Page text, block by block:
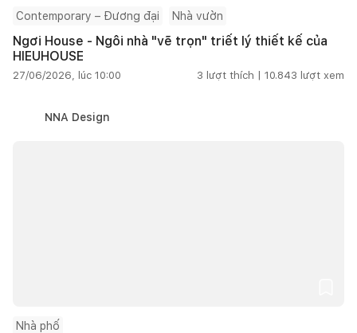
Contemporary – Đương đại Nhà vườn
Ngơi House - Ngôi nhà "vẽ trọn" triết lý thiết kế của
HIEUHOUSE
27/06/2026, lúc 10:00 3 lượt thích | 10.843 lượt xem
NNA Design
Nhà phố